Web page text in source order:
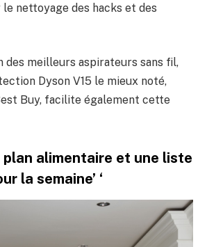
nettoyage des hacks et des
des meilleurs aspirateurs sans fil,
Dyson V15 le mieux noté,
Buy, facilite également cette
plan alimentaire et une liste
la semaine’ ‘